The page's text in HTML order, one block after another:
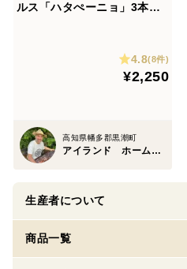
ルス「ハタぺーニョ」3本詰
4.8(8件)
¥2,250
高知県幡多郡黒潮町
アイランド ホーム トレーディング
生産者について
商品一覧